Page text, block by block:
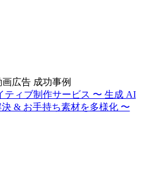
画広告 成功事例
ティブ制作サービス 〜 生成 AI
& お手持ち素材を多様化 〜